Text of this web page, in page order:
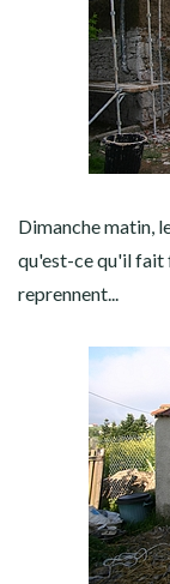
Dimanche matin,
qu'est-ce qu'il fait
reprennent...